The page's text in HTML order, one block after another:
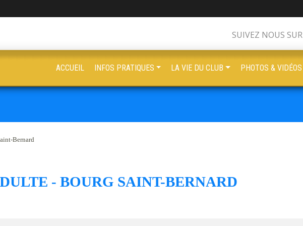
Bernard
- BOURG SAINT-BERNARD
SUIVEZ NOUS SUR
ACCUEIL INFOS PRATIQUES LA VIE DU CLUB PHOTOS & VIDÉOS